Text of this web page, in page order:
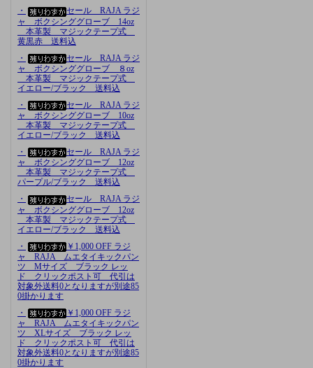
・
セール RAJA ラジ
ャ ボクシンググローブ 14oz
本革製 マジックテープ式
黄黒赤 送料込
・
セール RAJA ラジ
ャ ボクシンググローブ ８oz
本革製 マジックテープ式
イエロー/ブラック 送料込
・
セール RAJA ラジ
ャ ボクシンググローブ 10oz
本革製 マジックテープ式
イエロー/ブラック 送料込
・
セール RAJA ラジ
ャ ボクシンググローブ 12oz
本革製 マジックテープ式
パープル/ブラック 送料込
・
セール RAJA ラジ
ャ ボクシンググローブ 12oz
本革製 マジックテープ式
イエロー/ブラック 送料込
・
￥1,000 OFF ラジ
ャ RAJA ムエタイキックパン
ツ Mサイズ ブラック レッ
ド クリックポスト可 代引は
対象外送料0となりますが別途85
0掛かります
・
￥1,000 OFF ラジ
ャ RAJA ムエタイキックパン
ツ XLサイズ ブラック レッ
ド クリックポスト可 代引は
対象外送料0となりますが別途85
0掛かります